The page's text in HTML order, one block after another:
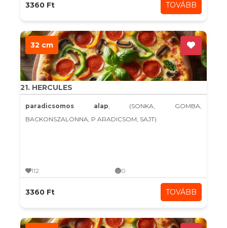
3360 Ft TOVÁBB
32 cm
21. HERCULES
paradicsomos alap, (SONKA, GOMBA,
BACKONSZALONNA, P ARADICSOM, SAJT)
112 0
3360 Ft TOVÁBB